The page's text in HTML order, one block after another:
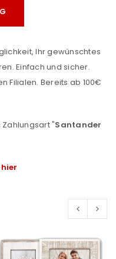
Ihr gewünschtes
Einfach und sicher.
Filialen. Bereits ab 100€
"Santander